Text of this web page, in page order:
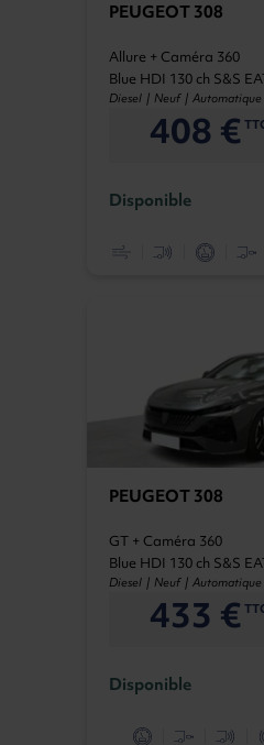
PEUGEOT 308
Allure + Caméra 360
Blue HDI 130 ch S&S
Diesel | Neuf | Automatique
408 €
Disponible
PEUGEOT 308
GT + Caméra 360
Blue HDI 130 ch S&S
Diesel | Neuf | Automatique
433 €
Disponible